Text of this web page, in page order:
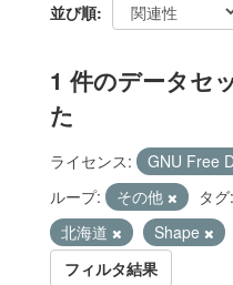
並び順
1 件のデータセ
た
ライセンス: GNU Free
ループ:
その他 タグ:
北海道
Shape
フィルタ結果